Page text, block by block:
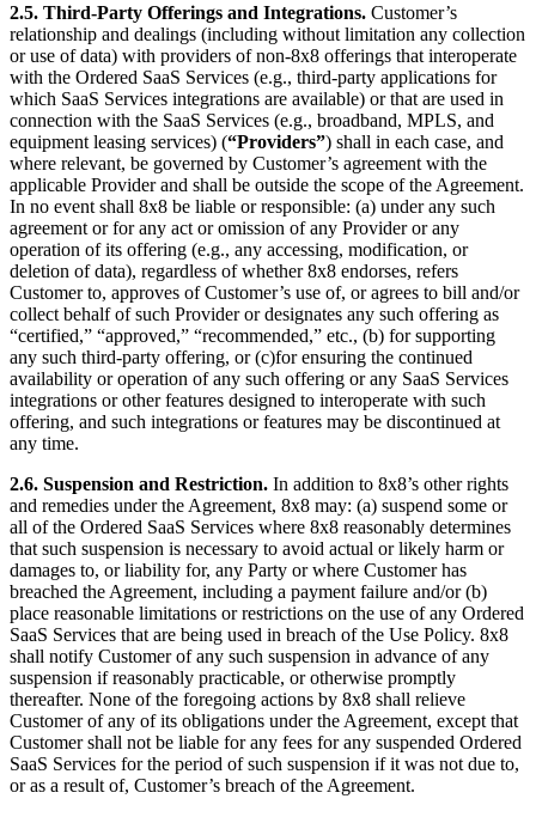
2.5. Third-Party Offerings and Integrations. Customer’s
relationship and dealings (including without limitation any collection
or use of data) with providers of non-8x8 offerings that interoperate
with the Ordered SaaS Services (e.g., third-party applications for
which SaaS Services integrations are available) or that are used in
connection with the SaaS Services (e.g., broadband, MPLS, and
equipment leasing services) (“Providers”) shall in each case, and
where relevant, be governed by Customer’s agreement with the
applicable Provider and shall be outside the scope of the Agreement.
In no event shall 8x8 be liable or responsible: (a) under any such
agreement or for any act or omission of any Provider or any
operation of its offering (e.g., any accessing, modification, or
deletion of data), regardless of whether 8x8 endorses, refers
Customer to, approves of Customer’s use of, or agrees to bill and/or
collect behalf of such Provider or designates any such offering as
“certified,” “approved,” “recommended,” etc., (b) for supporting
any such third-party offering, or (c)for ensuring the continued
availability or operation of any such offering or any SaaS Services
integrations or other features designed to interoperate with such
offering, and such integrations or features may be discontinued at
any time.
2.6. Suspension and Restriction. In addition to 8x8’s other rights
and remedies under the Agreement, 8x8 may: (a) suspend some or
all of the Ordered SaaS Services where 8x8 reasonably determines
that such suspension is necessary to avoid actual or likely harm or
damages to, or liability for, any Party or where Customer has
breached the Agreement, including a payment failure and/or (b)
place reasonable limitations or restrictions on the use of any Ordered
SaaS Services that are being used in breach of the Use Policy. 8x8
shall notify Customer of any such suspension in advance of any
suspension if reasonably practicable, or otherwise promptly
thereafter. None of the foregoing actions by 8x8 shall relieve
Customer of any of its obligations under the Agreement, except that
Customer shall not be liable for any fees for any suspended Ordered
SaaS Services for the period of such suspension if it was not due to,
or as a result of, Customer’s breach of the Agreement.